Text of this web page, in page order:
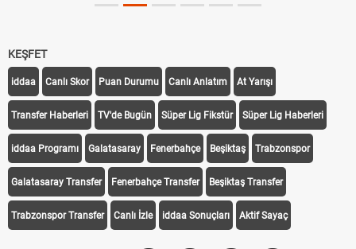
KEŞFET
iddaa Canlı Skor Puan Durumu Canlı Anlatım At Yarışı
Transfer Haberleri TV'de Bugün Süper Lig Fikstür Süper Lig Haberleri
iddaa Programı Galatasaray Fenerbahçe Beşiktaş Trabzonspor
Galatasaray Transfer Fenerbahçe Transfer Beşiktaş Transfer
Trabzonspor Transfer Canlı İzle iddaa Sonuçları Aktif Sayaç